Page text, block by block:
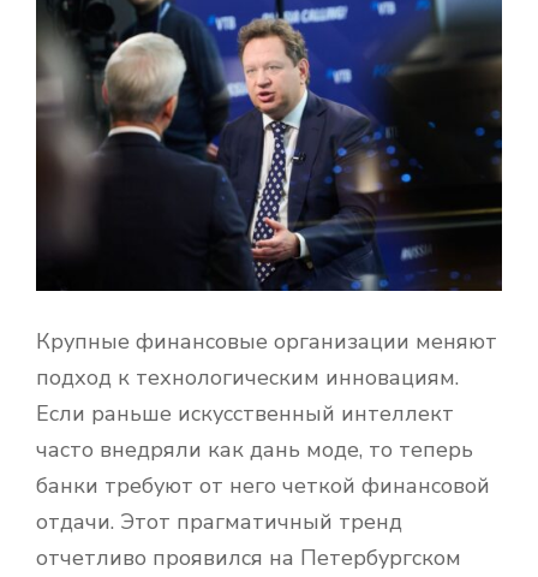
О
Е
Н
Ю
Крупные финансовые организации меняют
подход к технологическим инновациям.
Если раньше искусственный интеллект
часто внедряли как дань моде, то теперь
банки требуют от него четкой финансовой
отдачи. Этот прагматичный тренд
отчетливо проявился на Петербургском